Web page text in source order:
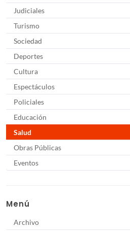
Judiciales
Turismo
Sociedad
Deportes
Cultura
Espectáculos
Policiales
Educación
Salud
Obras Públicas
Eventos
Menú
Archivo